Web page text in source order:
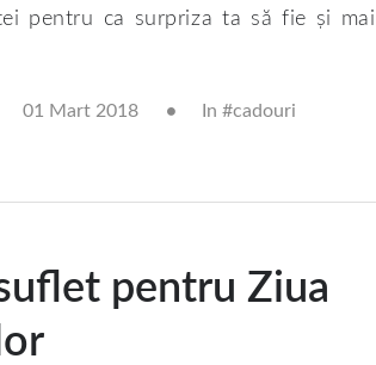
pentru ca surpriza ta să fie și mai
01 Mart 2018 In #cadouri
pentru Ziua